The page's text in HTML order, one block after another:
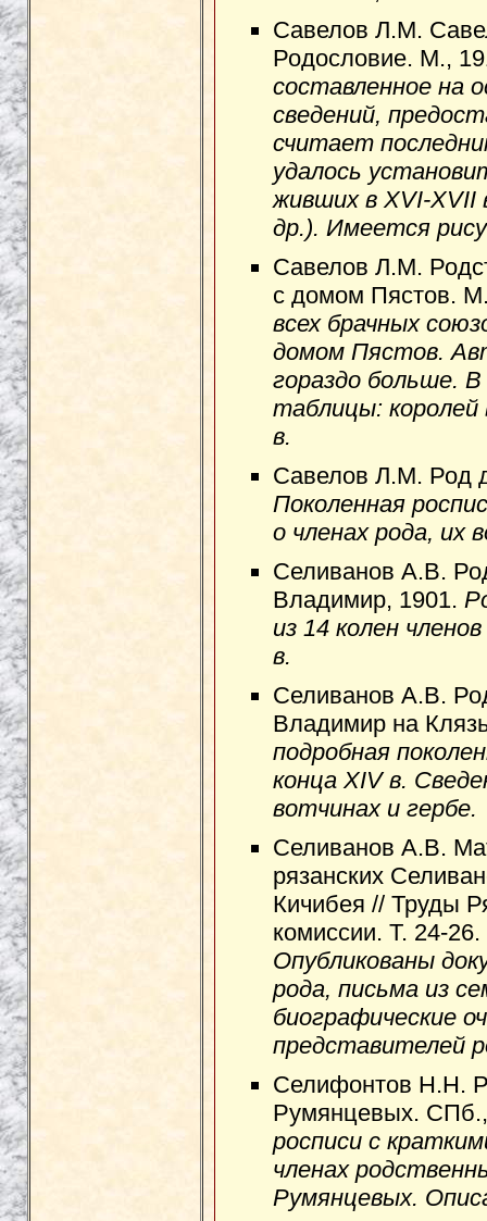
Савелов Л.М.
Родословие. М.,
составленное на
сведений,
считает
удалось
живших в XVI-XVII
др.). Имеется
Савелов Л.М.
с домом Пястов.
всех брачных
домом Пястов.
гораздо больше.
таблицы: королей
в.
Савелов Л.М. Род
Поколенная
о членах рода, их
Селиванов А.В.
Владимир, 1901.
из 14 колен
в.
Селиванов А.В.
Владимир на
подробная
конца XIV в.
вотчинах и гербе.
Селиванов А.В.
рязанских
Кичибея // Труды
комиссии. Т. 24-
Опубликованы
рода, письма из
биографические
представителей
Селифонтов Н.Н.
Румянцевых.
росписи с
членах
Румянцевых.